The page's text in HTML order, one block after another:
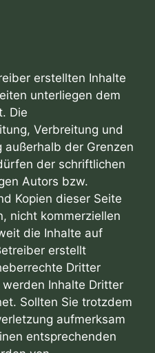
erstellten Inhalte
unterliegen dem
Die
Verbreitung und
der Grenzen
der schriftlichen
Autors bzw.
Kopien dieser Seite
nicht kommerziellen
die Inhalte auf
erstellt
Dritter
Inhalte Dritter
Sollten Sie trotzdem
aufmerksam
entsprechenden